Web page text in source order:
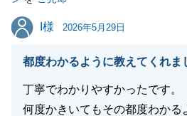
したら是非、ご紹介ください。
必ずやご期待に添えるよう最善
今後ともご贔屓を賜りますよう
I様
I様 2026年5月29日
都度わかるように教えてくれま
丁寧でわかりやすかったです。
何度かきいてもその都度わかる